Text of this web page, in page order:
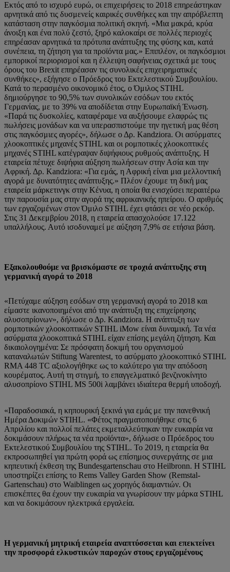
Εκτός από το ισχυρό ευρώ, οι επιχειρήσεις το 2018 επηρεάστηκαν
αρνητικά από τις δυσμενείς καιρικές συνθήκες και την απρόβλεπτη
κατάσταση στην παγκόσμια πολιτική σκηνή. «Μια μακρά, κρύα
άνοιξη και ένα πολύ ζεστό, ξηρό καλοκαίρι σε πολλές περιοχές
επηρέασαν αρνητικά τα πρότυπα ανάπτυξης της φύσης και, κατά
συνέπεια, τη ζήτηση για τα προϊόντα μας.» Επιπλέον, οι παγκόσμιοι
εμπορικοί περιορισμοί και η έλλειψη σαφήνειας σχετικά με τους
όρους του Brexit επηρέασαν τις συνολικές επιχειρηματικές
συνθήκες», εξήγησε ο Πρόεδρος του Εκτελεστικού Συμβουλίου.
Κατά το περασμένο οικονομικό έτος, ο Όμιλος STIHL
δημιούργησε το 90,5% των συνολικών εσόδων του εκτός
Γερμανίας, με το 39% να αποδίδεται στην Ευρωπαϊκή Ένωση.
«Παρά τις δυσκολίες, καταφέραμε να αυξήσουμε ελαφρώς τις
πωλήσεις μονάδων και να υπερασπιστούμε την ηγετική μας θέση
στις παγκόσμιες αγορές», δήλωσε ο Δρ. Kandziora. Οι ασύρματες
χλοοκοπτικές μηχανές STIHL και οι ρομποτικές χλοοκοπτικές
μηχανές STIHL κατέγραψαν διψήφιους ρυθμούς ανάπτυξης. Η
εταιρεία πέτυχε διψήφια αύξηση πωλήσεων στην Ασία και την
Αφρική. Δρ. Kandziora: «Για εμάς, η Αφρική είναι μια μελλοντική
αγορά με δυνατότητες ανάπτυξης.» Πλέον έχουμε τη δική μας
εταιρεία μάρκετινγκ στην Κένυα, η οποία θα ενισχύσει περαιτέρω
την παρουσία μας στην αγορά της αφρικανικής ηπείρου. Ο αριθμός
των εργαζομένων στον Όμιλο STIHL έχει φτάσει σε νέο ρεκόρ.
Στις 31 Δεκεμβρίου 2018, η εταιρεία απασχολούσε 17.122
υπαλλήλους. Αυτό ισοδυναμεί με αύξηση 7,9% σε ετήσια βάση.
Εξακολουθούμε να βρισκόμαστε σε τροχιά ανάπτυξης στη
γερμανική αγορά το 2018
«Πετύχαμε αύξηση εσόδων στη γερμανική αγορά το 2018 και
είμαστε ικανοποιημένοι από την ανάπτυξη της επιχείρησης
αλυσοπρίονων», δήλωσε ο Δρ. Kandziora. Η ανάπτυξη των
ρομποτικών χλοοκοπτικών STIHL iMow είναι δυναμική. Τα νέα
ασύρματα χλοοκοπτικά STIHL είχαν επίσης μεγάλη ζήτηση. Και
δικαιολογημένα: Σε πρόσφατη δοκιμή του οργανισμού
καταναλωτών Stiftung Warentest, το ασύρματο χλοοκοπτικό STIHL
RMA 448 TC αξιολογήθηκε ως το καλύτερο για την απόδοση
κουρέματος. Αυτή τη στιγμή, το επαγγελματικό βενζινοκίνητο
αλυσοπρίονο STIHL MS 500i λαμβάνει ιδιαίτερα θερμή υποδοχή.
«Παραδοσιακά, η κηπουρική ξεκινά για εμάς με την πανεθνική
Ημέρα Δοκιμών STIHL. «Φέτος πραγματοποιήθηκε στις 6
Απριλίου και πολλοί πελάτες εκμεταλλεύτηκαν την ευκαιρία να
δοκιμάσουν πλήρως τα νέα προϊόντα», δήλωσε ο Πρόεδρος του
Εκτελεστικού Συμβουλίου της STIHL. Το 2019, η εταιρεία θα
εκπροσωπηθεί για πρώτη φορά ως επίσημος συνεργάτης σε μια
κηπευτική έκθεση της Bundesgartenschau στο Heilbronn. Η STIHL
υποστηρίζει επίσης το Rems Valley Garden Show (Remstal-
Gartenschau) στο Waiblingen ως χορηγός διαμαντιών. Οι
επισκέπτες θα έχουν την ευκαιρία να γνωρίσουν την μάρκα STIHL
και να δοκιμάσουν ηλεκτρικά εργαλεία.
Η γερμανική μητρική εταιρεία αναπτύσσεται και επεκτείνει
την προσφορά ελκυστικών παροχών στους εργαζομένους